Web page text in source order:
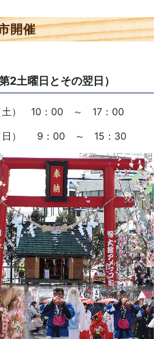
開催
2土曜日とその翌日）
土） 10：00 ～ 17：00
日） 9：00 ～ 15：30